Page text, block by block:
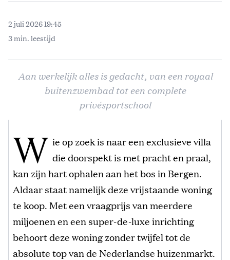
2 juli 2026 19:45
3 min. leestijd
Aan werkelijk alles is gedacht, van een royaal
buitenzwembad tot een complete
privésportschool
W ie op zoek is naar een exclusieve villa
die doorspekt is met pracht en praal,
kan zijn hart ophalen aan het bos in Bergen.
Aldaar staat namelijk deze vrijstaande woning
te koop. Met een vraagprijs van meerdere
miljoenen en een super-de-luxe inrichting
behoort deze woning zonder twijfel tot de
absolute top van de Nederlandse huizenmarkt.